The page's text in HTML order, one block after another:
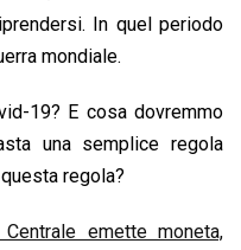
In quel periodo
mondiale.
19? E cosa dovremmo
una semplice regola
regola?
emette moneta,